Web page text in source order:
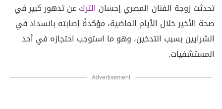
تحدثت زوجة الفنان المصري إحسان التركعن تدهور كبير في
صحة الأخير خلال الأيام الماضية، مؤكدةً إصابته بانسداد في
الشرايين بسبب التدخين، وهو ما استوجب احتجازه في أحد
المستشفيات.
Advertisement